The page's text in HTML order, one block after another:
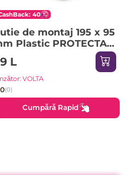
40
de montaj 195 x 95
Plastic PROTECTA
L
VOLTA
0(0)
Cumpără Rapid